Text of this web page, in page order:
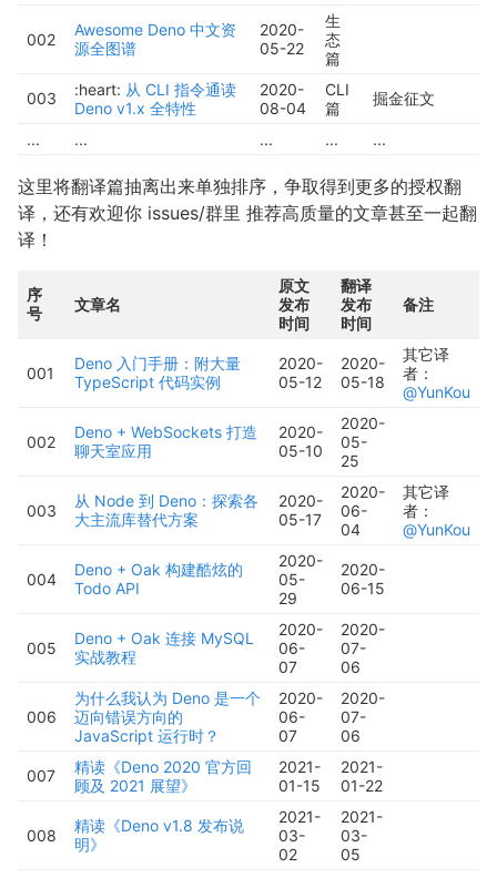
002
Awesome Deno 中文资
源全图谱
2020-
05-22
生
态
篇
003 :heart: 从 CLI 指令通读
Deno v1.x 全特性
2020-
08-04
CLI
篇
掘金征文
... ... ... ... ...
这里将翻译篇抽离出来单独排序，争取得到更多的授权翻
译，还有欢迎你 issues/群里 推荐高质量的文章甚至一起翻
译！
序
号
文章名
原文
发布
时间
翻译
发布
时间
备注
001
Deno 入门手册：附大量
TypeScript 代码实例
2020-
05-12
2020-
05-18
其它译
者：
@YunKou
002
Deno + WebSockets 打造
聊天室应用
2020-
05-10
2020-
05-
25
003
从 Node 到 Deno：探索各
大主流库替代方案
2020-
05-17
2020-
06-
04
其它译
者：
@YunKou
004
Deno + Oak 构建酷炫的
Todo API
2020-
05-
29
2020-
06-15
005
Deno + Oak 连接 MySQL
实战教程
2020-
06-
07
2020-
07-
06
006
为什么我认为 Deno 是一个
迈向错误方向的
JavaScript 运行时？
2020-
06-
07
2020-
07-
06
007
精读《Deno 2020 官方回
顾及 2021 展望》
2021-
01-15
2021-
01-22
008
精读《Deno v1.8 发布说
明》
2021-
03-
02
2021-
03-
05